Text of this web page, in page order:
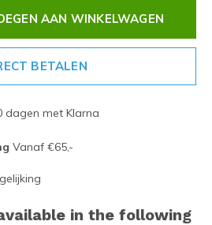
AAN WINKELWAGEN
BETALEN
dagen met Klarna
Vanaf €65,-
in the following